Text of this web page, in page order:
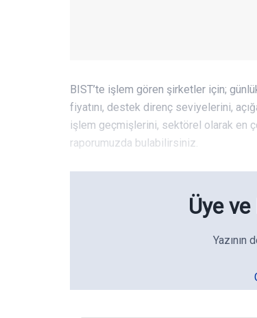
BIST’te işlem gören şirketler için;
fiyatını, destek direnç seviyelerini,
işlem geçmişlerini, sektörel olarak en
raporumuzda bulabilirsiniz.
Üye
Yazının